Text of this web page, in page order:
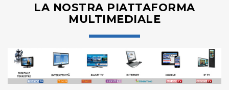
LA NOSTRA PIATTAFORMA
MULTIMEDIALE